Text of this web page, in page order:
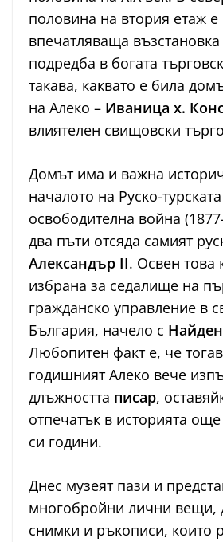
половина на втория етаж е
впечатляваща
подредба в богата
такава, каквато е била
на Алеко – Иваница х.
влиятелен свищовски
Домът има и важна
началото на Руско-турската
освободителна война
два пъти отсяда самият
Александър II. Освен това
избрана за седалище на
гражданско управление в
България, начело с
Любопитен факт е, че
годишният Алеко вече
длъжността писар,
отпечатък в историята
си години.
Днес музеят пази и
многобройни лични вещи,
снимки и ръкописи, които